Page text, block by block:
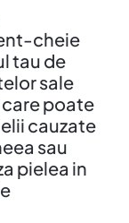
cheie
tau de
sale
poate
cauzate
sau
pielea in